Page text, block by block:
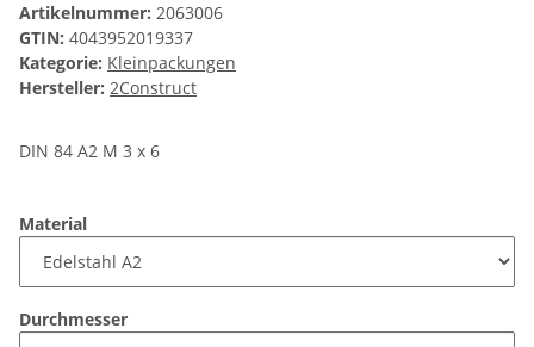
Artikelnummer: 2063006
GTIN: 4043952019337
Kategorie: Kleinpackungen
Hersteller: 2Construct
DIN 84 A2 M 3 x 6
Material
Durchmesser